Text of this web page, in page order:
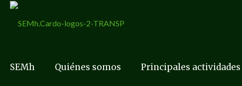
SEMh Quiénes somos Principales actividades